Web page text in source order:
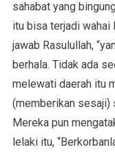
sahabat yang
itu bisa terjadi wahai
jawab Rasulullah,
berhala. Tidak ada
melewati daerah itu
(memberikan sesaji)
Mereka pun
lelaki itu,